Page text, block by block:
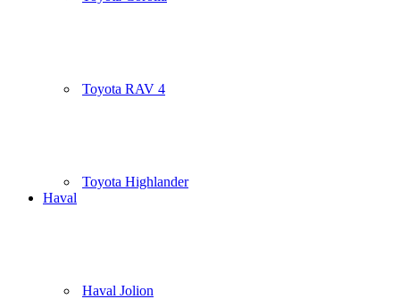
Toyota RAV 4
Toyota Highlander
Haval
Haval Jolion